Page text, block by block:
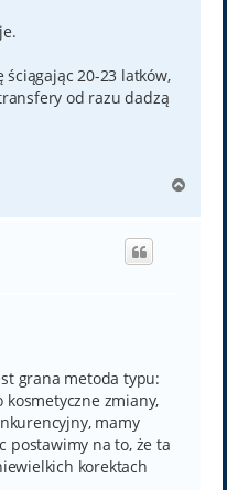
ściągając 20-23 latków,
od razu dadzą
g
grana metoda typu:
kosmetyczne zmiany,
mamy
postawimy na to, że ta
korektach